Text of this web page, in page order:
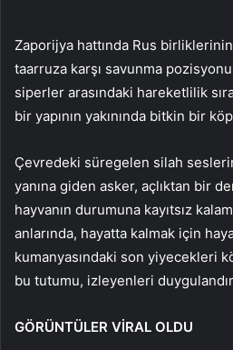
Zaporijya hattında Rus
taarruza karşı savunma
siperler arasındaki hareketlilik
bir yapının yakınında bitkin bir
Çevredeki süregelen silah
yanına giden asker, açlıktan bir
hayvanın durumuna kayıtsız
anlarında, hayatta kalmak için
kumanyasındaki son yiyecekleri
bu tutumu, izleyenleri
GÖRÜNTÜLER VİRAL OLDU